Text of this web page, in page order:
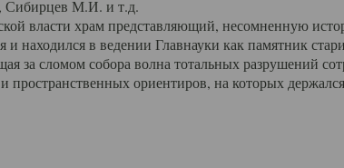
М.И. и т.д.
власти храм представляющий, несомненную
и находился в ведении Главнауки как памятник
за сломом собора волна тотальных разрушений
пространственных ориентиров, на которых